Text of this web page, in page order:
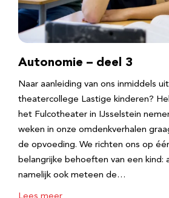
Autonomie – deel 3
Naar aanleiding van ons inmiddels
theatercollege Lastige kinderen?
het Fulcotheater in IJsselstein
weken in onze omdenkverhalen
de opvoeding. We richten ons op
belangrijke behoeften van een kind:
namelijk ook meteen de…